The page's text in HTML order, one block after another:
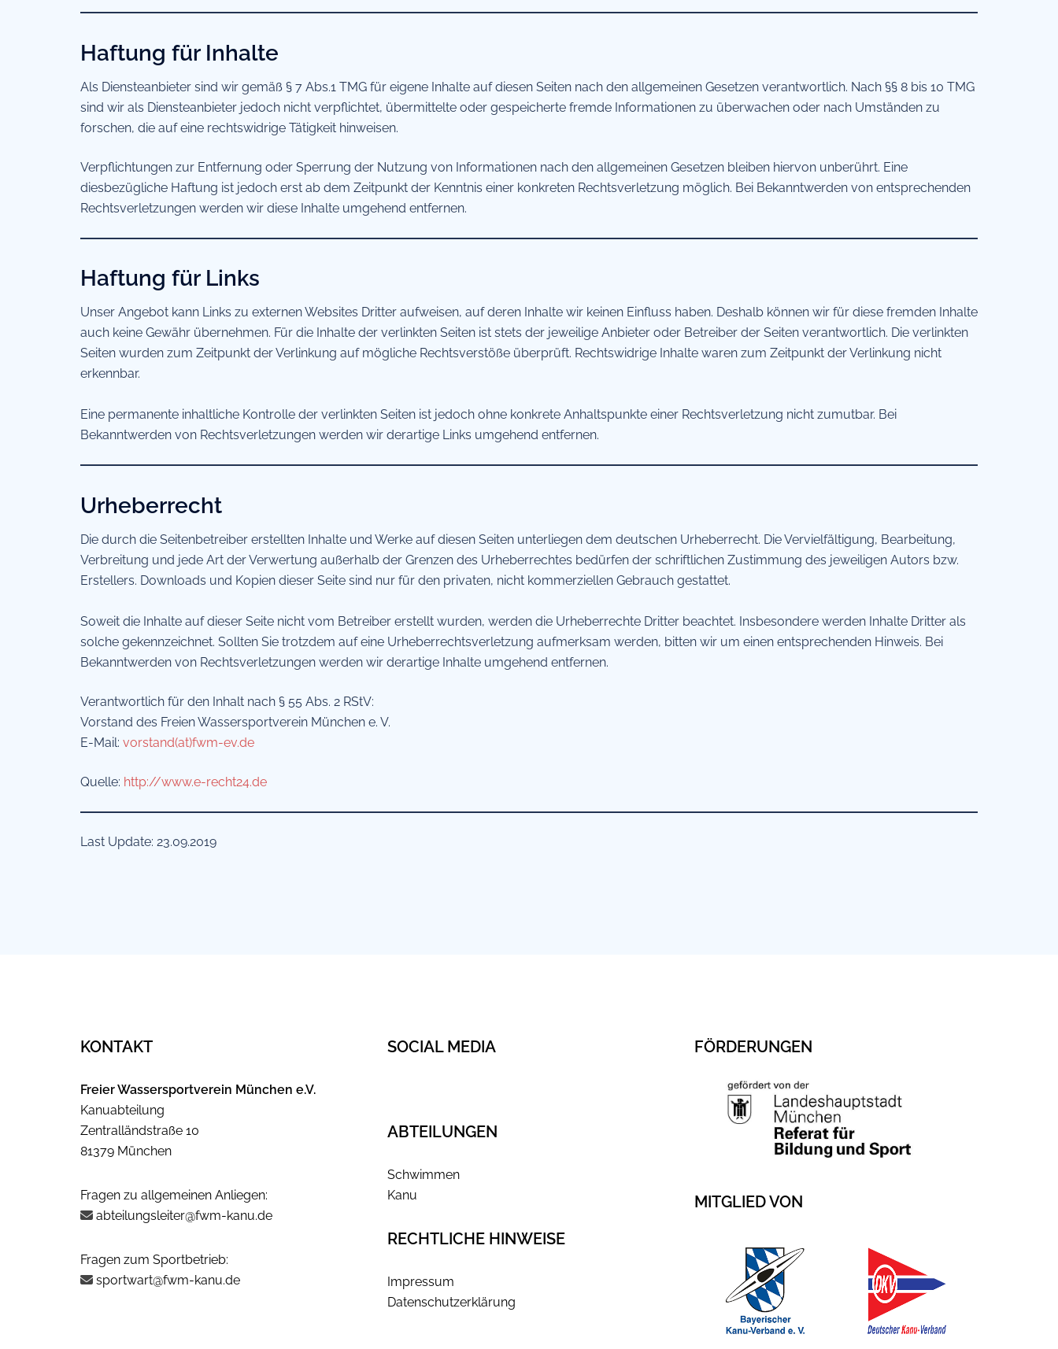
Haftung für Inhalte
Als Diensteanbieter sind wir gemäß § 7 Abs.1 TMG für eigene Inhalte auf diesen Seiten nach den allgemeinen Gesetzen verantwortlich. Nach §§ 8 bis 10 TMG
sind wir als Diensteanbieter jedoch nicht verpflichtet, übermittelte oder gespeicherte fremde Informationen zu überwachen oder nach Umständen zu
forschen, die auf eine rechtswidrige Tätigkeit hinweisen.
Verpflichtungen zur Entfernung oder Sperrung der Nutzung von Informationen nach den allgemeinen Gesetzen bleiben hiervon unberührt. Eine
diesbezügliche Haftung ist jedoch erst ab dem Zeitpunkt der Kenntnis einer konkreten Rechtsverletzung möglich. Bei Bekanntwerden von entsprechenden
Rechtsverletzungen werden wir diese Inhalte umgehend entfernen.
Haftung für Links
Unser Angebot kann Links zu externen Websites Dritter aufweisen, auf deren Inhalte wir keinen Einfluss haben. Deshalb können wir für diese fremden Inhalte
auch keine Gewähr übernehmen. Für die Inhalte der verlinkten Seiten ist stets der jeweilige Anbieter oder Betreiber der Seiten verantwortlich. Die verlinkten
Seiten wurden zum Zeitpunkt der Verlinkung auf mögliche Rechtsverstöße überprüft. Rechtswidrige Inhalte waren zum Zeitpunkt der Verlinkung nicht
erkennbar.
Eine permanente inhaltliche Kontrolle der verlinkten Seiten ist jedoch ohne konkrete Anhaltspunkte einer Rechtsverletzung nicht zumutbar. Bei
Bekanntwerden von Rechtsverletzungen werden wir derartige Links umgehend entfernen.
Urheberrecht
Die durch die Seitenbetreiber erstellten Inhalte und Werke auf diesen Seiten unterliegen dem deutschen Urheberrecht. Die Vervielfältigung, Bearbeitung,
Verbreitung und jede Art der Verwertung außerhalb der Grenzen des Urheberrechtes bedürfen der schriftlichen Zustimmung des jeweiligen Autors bzw.
Erstellers. Downloads und Kopien dieser Seite sind nur für den privaten, nicht kommerziellen Gebrauch gestattet.
Soweit die Inhalte auf dieser Seite nicht vom Betreiber erstellt wurden, werden die Urheberrechte Dritter beachtet. Insbesondere werden Inhalte Dritter als
solche gekennzeichnet. Sollten Sie trotzdem auf eine Urheberrechtsverletzung aufmerksam werden, bitten wir um einen entsprechenden Hinweis. Bei
Bekanntwerden von Rechtsverletzungen werden wir derartige Inhalte umgehend entfernen.
Verantwortlich für den Inhalt nach § 55 Abs. 2 RStV:
Vorstand des Freien Wassersportverein München e. V.
E-Mail: vorstand(at)fwm-ev.de
Quelle: http://www.e-recht24.de
Last Update: 23.09.2019
KONTAKT
Freier Wassersportverein München e.V.
Kanuabteilung
Zentralländstraße 10
81379 München
Fragen zu allgemeinen Anliegen:
abteilungsleiter@fwm-kanu.de
Fragen zum Sportbetrieb:
sportwart@fwm-kanu.de
SOCIAL MEDIA
ABTEILUNGEN
Schwimmen
Kanu
RECHTLICHE HINWEISE
Impressum
Datenschutzerklärung
FÖRDERUNGEN
MITGLIED VON